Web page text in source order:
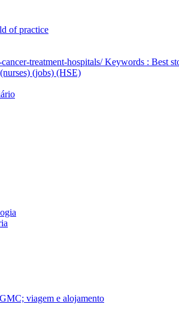
of practice
treatment-hospitals/ Keywords : Best
(jobs) (HSE)
viagem e alojamento